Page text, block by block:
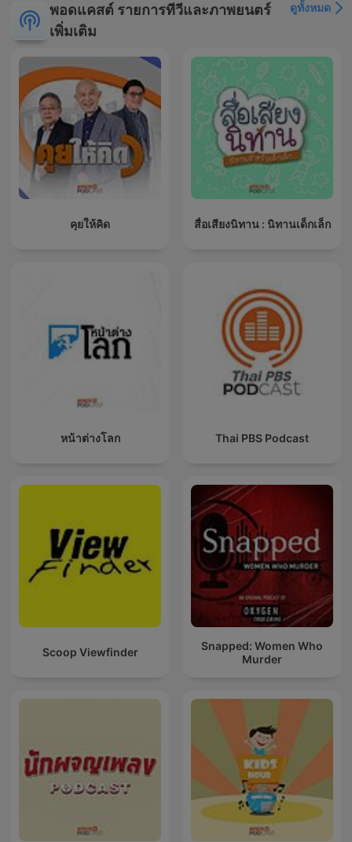
พอดแคสต์ รายการทีวีและภาพยนตร์
เพิ่มเติม
ดูทั้งหมด
คุยให้คิด สื่อเสียงนิทาน : นิทานเด็กเล็ก
หน้าต่างโลก Thai PBS Podcast
Scoop Viewfinder
Snapped: Women Who
Murder